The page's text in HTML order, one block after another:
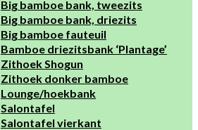
Big bamboe bank, tweezits
Big bamboe bank, driezits
Big bamboe fauteuil
Bamboe driezitsbank ‘Plantage’
Zithoek Shogun
Zithoek donker bamboe
Lounge/hoekbank
Salontafel
Salontafel vierkant